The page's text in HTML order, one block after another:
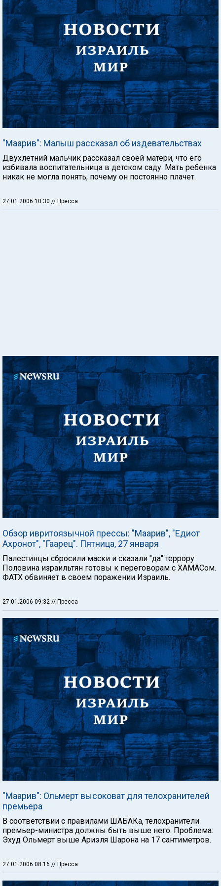
"Маарив": Малыш рассказал об издевательствах
Двухлетний мальчик рассказал своей матери, что его
избивала воспитательница в детском саду. Мать ребенка
никак не могла понять, почему он постоянно плачет.
27.01.2006 10:30 // Пресса
Обзор ивритоязычной прессы: "Маарив", "Едиот
Ахронот", "Гаарец". Пятница, 27 января
Палестинцы сбросили маски и сказали "да" террору.
Половина израильтян готовы к переговорам с ХАМАСом.
ФАТХ обвиняет в своем поражении Израиль.
27.01.2006 09:32 // Пресса
"Маарив": Ольмерт высоковат для телохранителей
премьера
В соответствии с правилами ШАБАКа, телохранители
премьер-министра должны быть выше него. Проблема:
Эхуд Ольмерт выше Ариэля Шарона на 17 сантиметров.
27.01.2006 08:16 // Пресса